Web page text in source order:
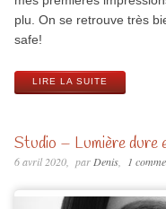
plu. On se retrouve très
safe!
LIRE LA SUITE
Studio – Lumière
6 avril 2020 par Denis 1